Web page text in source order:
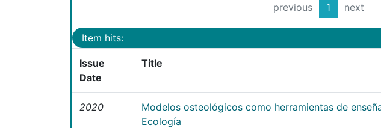
previous 1 next
Item hits:
Issue
Date
Title
2020
Modelos osteológicos como herramientas de
Ecología